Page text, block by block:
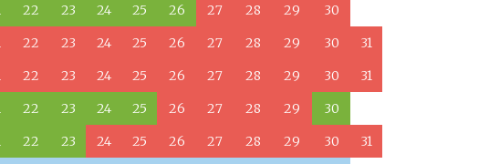
22 23 24 25 26 27 28 29
30
22 23 24 25 26 27 28 29 30
31
22 23 24 25 26 27 28 29 30
31
22 23 24 25 26 27 28 29
30
22 23 24 25 26 27 28 29 30
31